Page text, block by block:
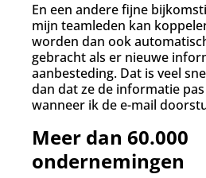
En een andere fijne
mijn teamleden kan
worden dan ook
gebracht als er nieuwe
aanbesteding. Dat is veel
dan dat ze de informatie
wanneer ik de e-mail
Meer dan 60.000
ondernemingen